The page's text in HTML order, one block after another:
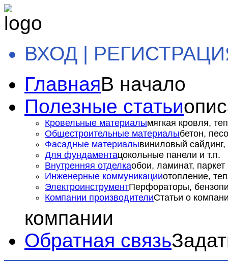
ВХОД |
ГлавнаяВ начало
Полезные статьи
Кровельные материалымягкая кровля,
Общестроительные материалыбетон,
Фасадные материалывиниловый сайдинг,
Для фундаментацокольные панели и т.п.
Внутренняя отделкаобои, ламинат, паркет
Инженерные коммуникацииотопление,
ЭлектроинструментПерфораторы,
Компании производителиСтатьи о
компании
Обратная связь